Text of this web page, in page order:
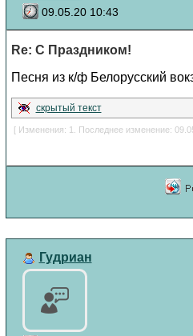
09.05.20 10:43
Re: С Праздником!
Песня из к/ф Белорусский
скрытый текст
[ Изменения: 1. Последнее изменение:
Гудриан